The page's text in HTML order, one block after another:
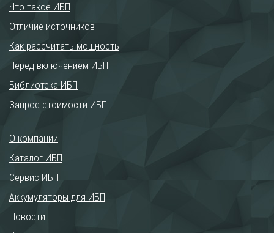
Что такое ИБП
Отличие источников
Как рассчитать мощность
Перед включением ИБП
Библиотека ИБП
Запрос стоимости ИБП
О компании
Каталог ИБП
Сервис ИБП
Аккумуляторы для ИБП
Новости